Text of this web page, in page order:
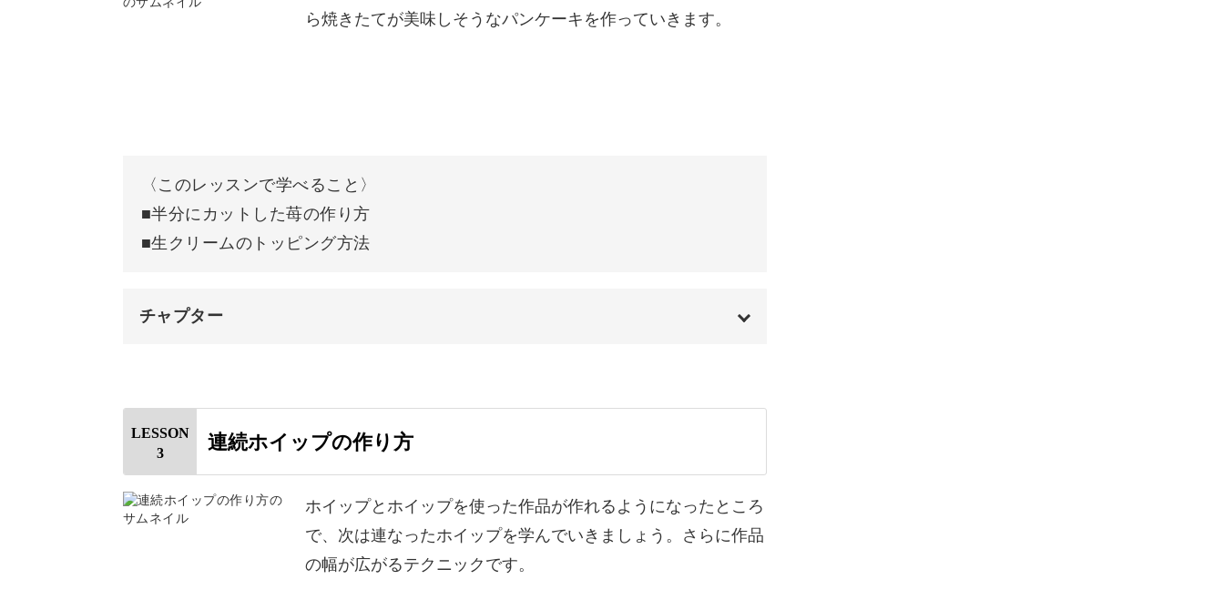
講座で学んだテクニックを応用させ、オリジナルの作品作りをどんどん楽しんでいただ
様々なテクニックを丁寧にレクチャーしますので、講座が終了する頃にはご自分で色々
樹脂粘土の魅力を知りながら、リアルで小さな世界づくりを楽しんでいきましょう♪
しゅっと系クリーム原型の作り方 11:03
ら焼きたてが美味しそうなパンケーキを作っていきます。
〈このレッスンで学べること〉
■半分にカットした苺の作り方
■生クリームのトッピング方法
チャプター
はじめに 00:20
使用材料・道具
苺の原型を作る 05:45
ブルーミックスで型取りする 08:17
LESSON
3
連続ホイップの作り方
ホイップとホイップを使った作品が作れるようになったところ
で、次は連なったホイップを学んでいきましょう。さらに作品
の幅が広がるテクニックです。